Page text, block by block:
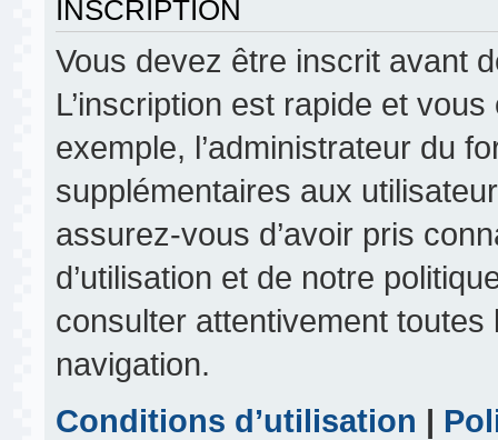
INSCRIPTION
Vous devez être inscrit avant
L’inscription est rapide et
exemple, l’administrateur du
supplémentaires aux
assurez-vous d’avoir pris
d’utilisation et de notre
consulter attentivement
navigation.
Conditions d’utilisation |